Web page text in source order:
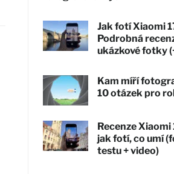
Jak fotí Xiaomi
Podrobná
ukázkové fotky
Kam míří
10 otázek pro
Recenze Xiaomi
jak fotí, co umí
testu + video)